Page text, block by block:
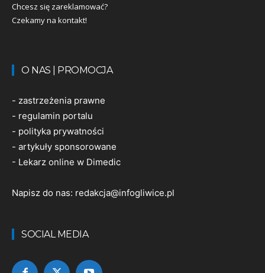
Chcesz się zareklamować?
Czekamy na kontakt!
O NAS | PROMOCJA
- zastrzeżenia prawne
- regulamin portalu
- polityka prywatności
- artykuły sponsorowane
- Lekarz online w Dimedic
Napisz do nas: redakcja@infogliwice.pl
SOCIAL MEDIA